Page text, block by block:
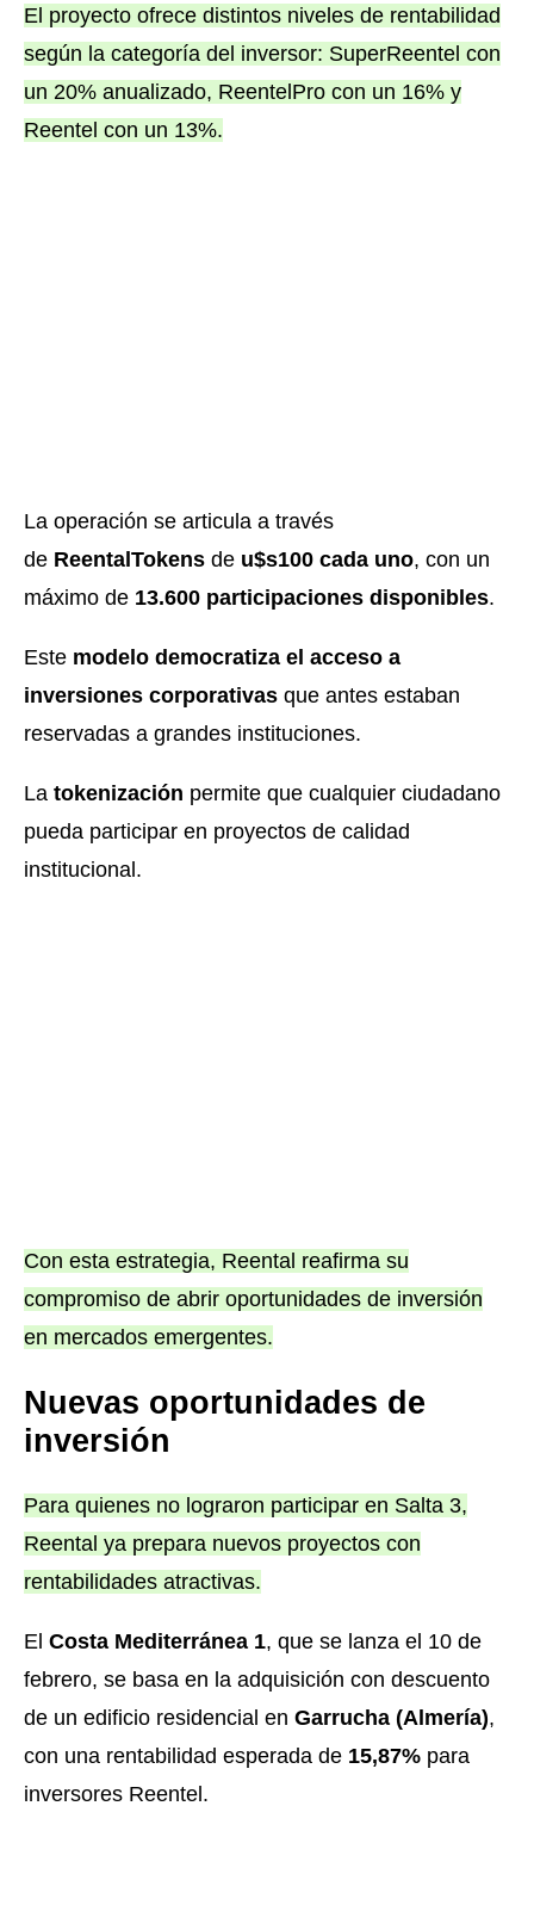
El proyecto ofrece distintos niveles de rentabilidad
según la categoría del inversor: SuperReentel con
un 20% anualizado, ReentelPro con un 16% y
Reentel con un 13%.
La operación se articula a través
de ReentalTokens de u$s100 cada uno, con un
máximo de 13.600 participaciones disponibles.
Este modelo democratiza el acceso a
inversiones corporativas que antes estaban
reservadas a grandes instituciones.
La tokenización permite que cualquier ciudadano
pueda participar en proyectos de calidad
institucional.
Con esta estrategia, Reental reafirma su
compromiso de abrir oportunidades de inversión
en mercados emergentes.
Nuevas oportunidades de
inversión
Para quienes no lograron participar en Salta 3,
Reental ya prepara nuevos proyectos con
rentabilidades atractivas.
El Costa Mediterránea 1, que se lanza el 10 de
febrero, se basa en la adquisición con descuento
de un edificio residencial en Garrucha (Almería),
con una rentabilidad esperada de 15,87% para
inversores Reentel.